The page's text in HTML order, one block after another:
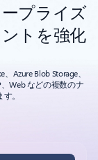
プライズ
トを強化
Azure Blob Storage、
Web などの複数のナ
。